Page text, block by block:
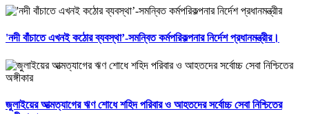
'নদী বাঁচাতে এখনই কঠোর ব্যবস্থা’-সমন্বিত কর্মপরিকল্পনার নির্দেশ প্রধানমন্ত্রীর।
জুলাইয়ের আত্মত্যাগের ঋণ শোধে শহিদ পরিবার ও আহতদের সর্বোচ্চ সেবা নিশ্চিতের